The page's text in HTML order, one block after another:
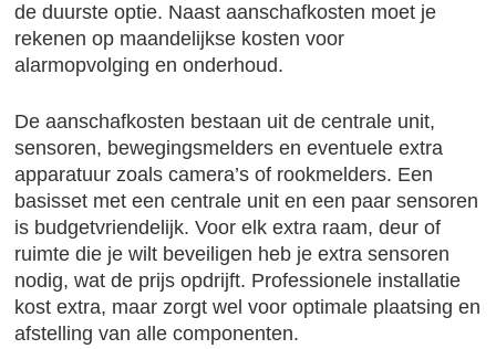
de duurste optie. Naast aanschafkosten moet je
rekenen op maandelijkse kosten voor
alarmopvolging en onderhoud.
De aanschafkosten bestaan uit de centrale unit,
sensoren, bewegingsmelders en eventuele extra
apparatuur zoals camera’s of rookmelders. Een
basisset met een centrale unit en een paar sensoren
is budgetvriendelijk. Voor elk extra raam, deur of
ruimte die je wilt beveiligen heb je extra sensoren
nodig, wat de prijs opdrijft. Professionele installatie
kost extra, maar zorgt wel voor optimale plaatsing en
afstelling van alle componenten.